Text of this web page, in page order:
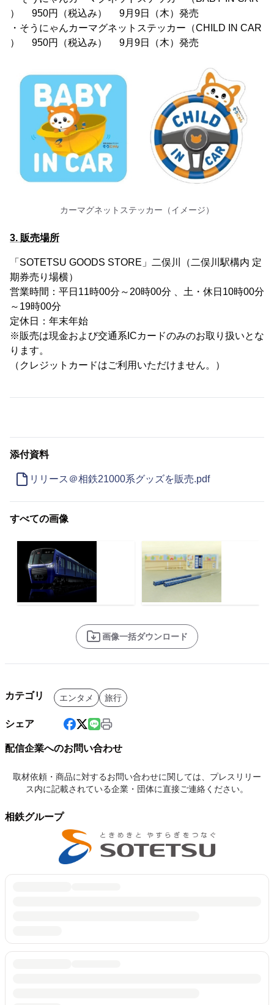
） 950円（税込み） 9月9日（木）発売
・そうにゃんカーマグネットステッカー（CHILD IN CAR
） 950円（税込み） 9月9日（木）発売
カーマグネットステッカー（イメージ）
3. 販売場所
「SOTETSU GOODS STORE」二俣川（二俣川駅構内 定
期券売り場横）
営業時間：平日11時00分～20時00分 、土・休日10時00分
～19時00分
定休日：年末年始
※販売は現金および交通系ICカードのみのお取り扱いとな
ります。
（クレジットカードはご利用いただけません。）
添付資料
リリース＠相鉄21000系グッズを販売.pdf
すべての画像
画像一括ダウンロード
カテゴリ エンタメ 旅行
シェア
配信企業へのお問い合わせ
取材依頼・商品に対するお問い合わせに関しては、プレスリリー
ス内に記載されている企業・団体に直接ご連絡ください。
相鉄グループ